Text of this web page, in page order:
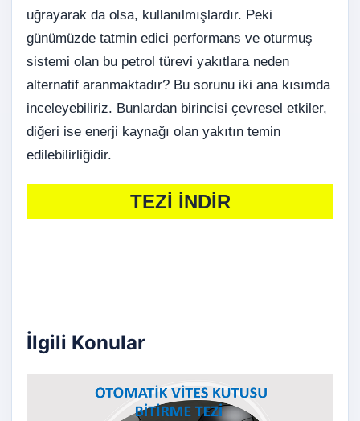
uğrayarak da olsa, kullanılmışlardır. Peki
günümüzde tatmin edici performans ve oturmuş
sistemi olan bu petrol türevi yakıtlara neden
alternatif aranmaktadır? Bu sorunu iki ana kısımda
inceleyebiliriz. Bunlardan birincisi çevresel etkiler,
diğeri ise enerji kaynağı olan yakıtın temin
edilebilirliğidir.
TEZİ İNDİR
İlgili Konular